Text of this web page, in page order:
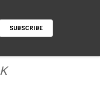
SUBSCRIBE